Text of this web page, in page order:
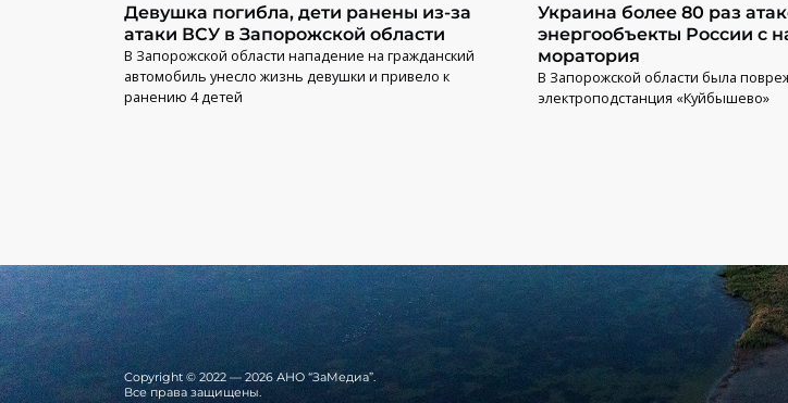
Девушка погибла, дети ранены из-за
атаки ВСУ в Запорожской области
В Запорожской области нападение на гражданский
автомобиль унесло жизнь девушки и привело к
ранению 4 детей
Украина более 80 раз
энергообъекты России с
моратория
В Запорожской области была
электроподстанция «Куйбышево»
Copyright © 2022 — 2026 АНО “ЗаМедиа”.
Все права защищены.